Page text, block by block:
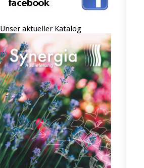
Unser aktueller Katalog